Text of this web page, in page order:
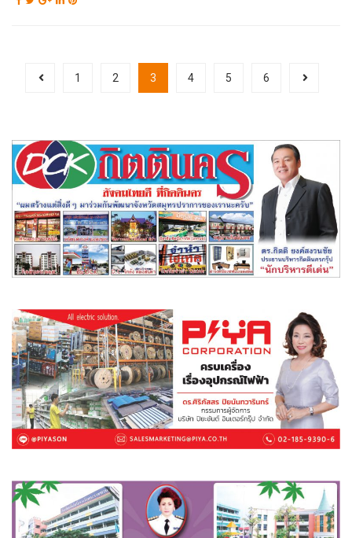
1 2 3 4 5 6